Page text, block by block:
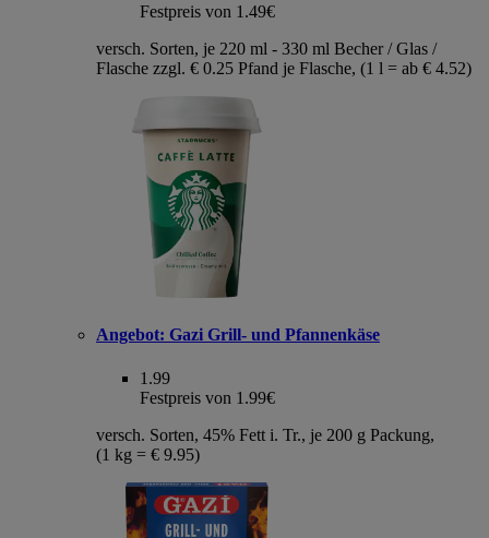
Festpreis von 1.49€
versch. Sorten, je 220 ml - 330 ml Becher / Glas /
Flasche zzgl. € 0.25 Pfand je Flasche, (1 l = ab € 4.52)
Angebot: Gazi Grill- und Pfannenkäse
1.99
Festpreis von 1.99€
versch. Sorten, 45% Fett i. Tr., je 200 g Packung,
(1 kg = € 9.95)